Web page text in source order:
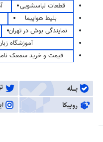
قطعات لباسشویی
بلیط هواپیما
نمایندگی بوش در تهران
آموزشگاه
قیمت و خرید سمعک